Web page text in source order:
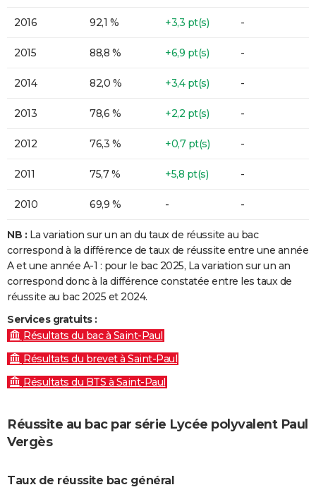
2016 92,1 % +3,3 pt(s) -
2015 88,8 % +6,9 pt(s) -
2014 82,0 % +3,4 pt(s) -
2013 78,6 % +2,2 pt(s) -
2012 76,3 % +0,7 pt(s) -
2011 75,7 % +5,8 pt(s) -
2010 69,9 % - -
NB : La variation sur un an du taux de réussite au bac
correspond à la différence de taux de réussite entre une année
A et une année A-1 : pour le bac 2025, La variation sur un an
correspond donc à la différence constatée entre les taux de
réussite au bac 2025 et 2024.
Services gratuits :
Résultats du bac à Saint-Paul
Résultats du brevet à Saint-Paul
Résultats du BTS à Saint-Paul
Réussite au bac par série Lycée polyvalent Paul
Vergès
Taux de réussite bac général